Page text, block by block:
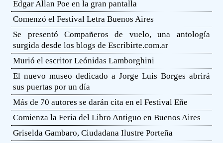
Edgar Allan Poe en la gran pantalla
Comenzó el Festival Letra Buenos Aires
Se presentó Compañeros de vuelo, una antología
surgida desde los blogs de Escribirte.com.ar
Murió el escritor Leónidas Lamborghini
El nuevo museo dedicado a Jorge Luis Borges abrirá
sus puertas por un día
Más de 70 autores se darán cita en el Festival Eñe
Comienza la Feria del Libro Antiguo en Buenos Aires
Griselda Gambaro, Ciudadana Ilustre Porteña